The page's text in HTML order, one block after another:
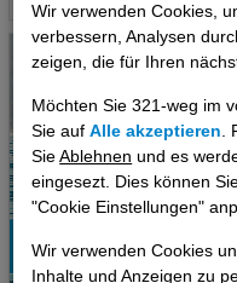
Wir verwenden Cookies,
verbessern, Analysen
zeigen, die für Ihren
Möchten Sie 321-weg im
Sie aufAlle akzeptieren
SieAblehnen und es
eingesezt. Dies können
"Cookie Einstellungen"
Wir verwenden Cookies
Inhalte und Anzeigen zu